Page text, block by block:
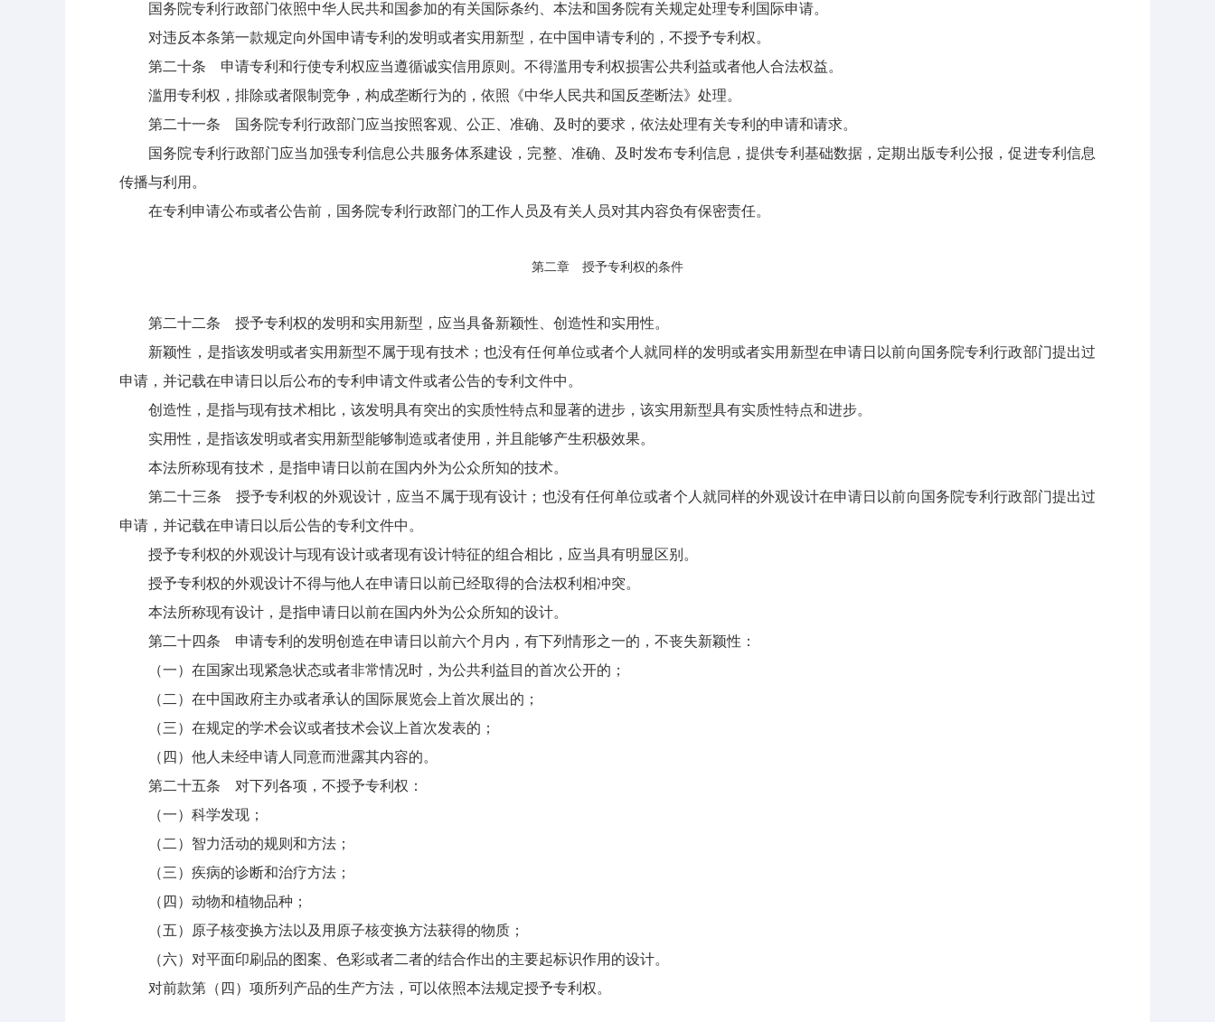
国务院专利行政部门依照中华人民共和国参加的有关国际条约、本法和国务院有关规定处理专利国际申请。
对违反本条第一款规定向外国申请专利的发明或者实用新型，在中国申请专利的，不授予专利权。
第二十条 申请专利和行使专利权应当遵循诚实信用原则。不得滥用专利权损害公共利益或者他人合法权益。
滥用专利权，排除或者限制竞争，构成垄断行为的，依照《中华人民共和国反垄断法》处理。
第二十一条 国务院专利行政部门应当按照客观、公正、准确、及时的要求，依法处理有关专利的申请和请求。
国务院专利行政部门应当加强专利信息公共服务体系建设，完整、准确、及时发布专利信息，提供专利基础数据，定期出版专利公报，促进专利信息
传播与利用。
在专利申请公布或者公告前，国务院专利行政部门的工作人员及有关人员对其内容负有保密责任。
第二章 授予专利权的条件
第二十二条 授予专利权的发明和实用新型，应当具备新颖性、创造性和实用性。
新颖性，是指该发明或者实用新型不属于现有技术；也没有任何单位或者个人就同样的发明或者实用新型在申请日以前向国务院专利行政部门提出过
申请，并记载在申请日以后公布的专利申请文件或者公告的专利文件中。
创造性，是指与现有技术相比，该发明具有突出的实质性特点和显著的进步，该实用新型具有实质性特点和进步。
实用性，是指该发明或者实用新型能够制造或者使用，并且能够产生积极效果。
本法所称现有技术，是指申请日以前在国内外为公众所知的技术。
第二十三条 授予专利权的外观设计，应当不属于现有设计；也没有任何单位或者个人就同样的外观设计在申请日以前向国务院专利行政部门提出过
申请，并记载在申请日以后公告的专利文件中。
授予专利权的外观设计与现有设计或者现有设计特征的组合相比，应当具有明显区别。
授予专利权的外观设计不得与他人在申请日以前已经取得的合法权利相冲突。
本法所称现有设计，是指申请日以前在国内外为公众所知的设计。
第二十四条 申请专利的发明创造在申请日以前六个月内，有下列情形之一的，不丧失新颖性：
（一）在国家出现紧急状态或者非常情况时，为公共利益目的首次公开的；
（二）在中国政府主办或者承认的国际展览会上首次展出的；
（三）在规定的学术会议或者技术会议上首次发表的；
（四）他人未经申请人同意而泄露其内容的。
第二十五条 对下列各项，不授予专利权：
（一）科学发现；
（二）智力活动的规则和方法；
（三）疾病的诊断和治疗方法；
（四）动物和植物品种；
（五）原子核变换方法以及用原子核变换方法获得的物质；
（六）对平面印刷品的图案、色彩或者二者的结合作出的主要起标识作用的设计。
对前款第（四）项所列产品的生产方法，可以依照本法规定授予专利权。